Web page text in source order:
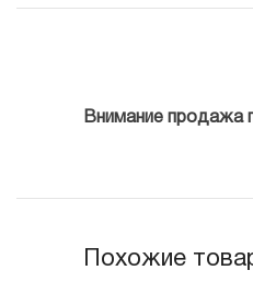
Внимание продажа
Похожие